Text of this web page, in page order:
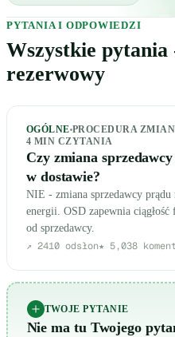
PYTANIA I ODPOWIEDZI
Wszystkie pytania
rezerwowy
OGÓLNE PROCEDURA
4 MIN CZYTANIA
Czy zmiana
w dostawie?
NIE - zmiana sprzedawcy
energii. OSD zapewnia
od sprzedawcy.
↗ 2410 odsłon★ 5,038
TWOJE PYTANIE
Nie ma tu Twojego